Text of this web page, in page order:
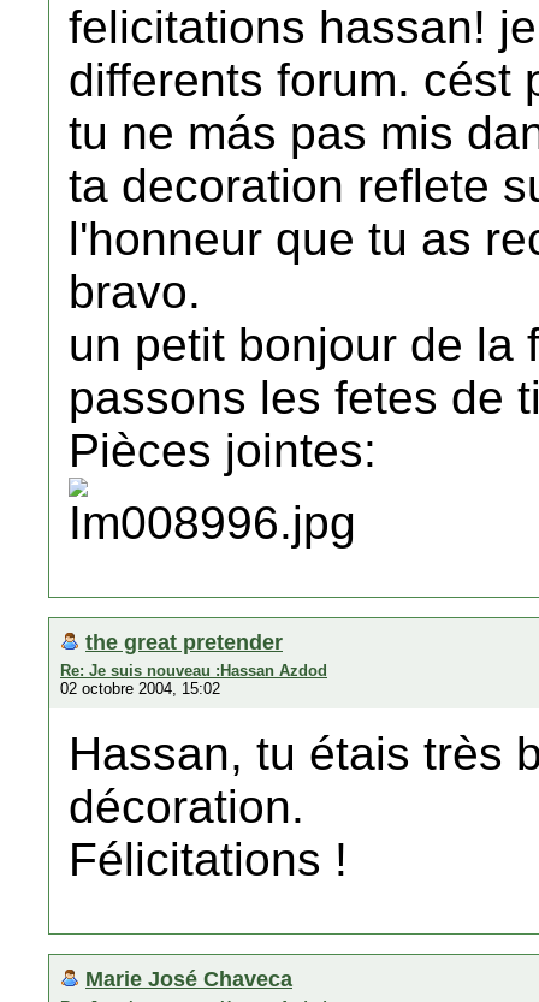
felicitations hassan!
differents forum. cést
tu ne más pas mis
ta decoration reflete
l'honneur que tu as
bravo.
un petit bonjour de la
passons les fetes de
Pièces jointes:
the great pretender
Re: Je suis nouveau :Hassan Azdod
02 octobre 2004, 15:02
Hassan, tu étais très
décoration.
Félicitations !
Marie José Chaveca